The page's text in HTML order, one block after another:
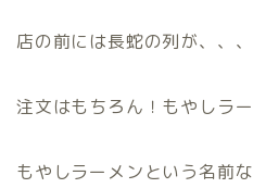
店の前には長蛇の列が、、、
注文はもちろん！もやしラ
もやしラーメンという名前